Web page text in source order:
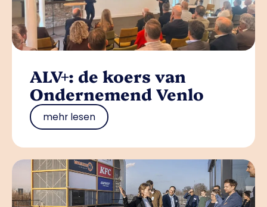
ALV+: de koers van
Ondernemend Venlo
mehr lesen